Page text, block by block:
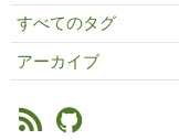
すべてのタグ
アーカイブ